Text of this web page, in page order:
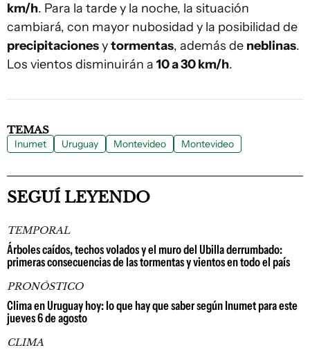
km/h. Para la tarde y la noche, la situación
cambiará, con mayor nubosidad y la posibilidad de
precipitacionesytormentas, además de neblinas.
Los vientos disminuirán a 10 a 30 km/h.
TEMAS
Inumet Uruguay Montevideo Montevideo
SEGUÍ LEYENDO
TEMPORAL
Árboles caídos, techos volados y el muro del Ubilla derrumbado:
primeras consecuencias de las tormentas y vientos en todo el país
PRONÓSTICO
Clima en Uruguay hoy: lo que hay que saber según Inumet para este
jueves 6 de agosto
CLIMA